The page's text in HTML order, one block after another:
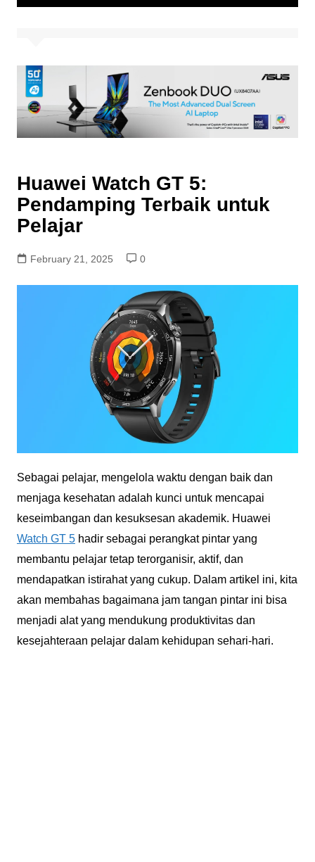
Huawei Watch GT 5:
Pendamping Terbaik untuk
Pelajar
February 21, 2025 0
Sebagai pelajar, mengelola waktu dengan baik dan
menjaga kesehatan adalah kunci untuk mencapai
keseimbangan dan kesuksesan akademik. Huawei
Watch GT 5hadir sebagai perangkat pintar yang
membantu pelajar tetap terorganisir, aktif, dan
mendapatkan istirahat yang cukup. Dalam artikel ini, kita
akan membahas bagaimana jam tangan pintar ini bisa
menjadi alat yang mendukung produktivitas dan
kesejahteraan pelajar dalam kehidupan sehari-hari.